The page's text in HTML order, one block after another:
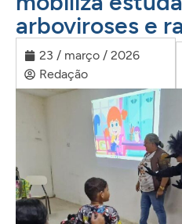
arboviroses e
23 / março / 2026
Redação